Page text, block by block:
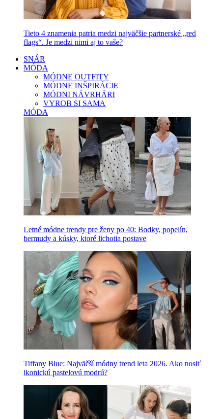
Tieto 4 znamenia patria medzi najväčšie partnerské „red
flags“. Je medzi nimi aj to vaše?
SNÁR
MÓDA
MÓDNE OUTFITY
MÓDNE INŠPIRÁCIE
MÓDNI NÁVRHÁRI
VYROB SI SAMA
MÓDA
Letné módne trendy pre ženy po 40: Bodky, popelín,
bermudy a kúsky, ktoré lichotia postave
Tiffany Blue: Najväčší módny trend leta 2026. Ako nosiť
ikonickú pastelovú modrú?